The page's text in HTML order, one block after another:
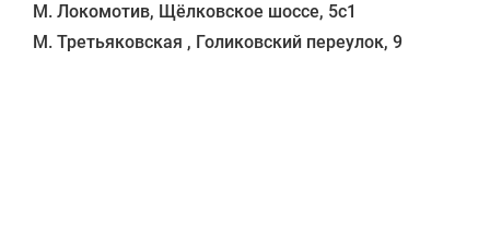
М. Локомотив, Щёлковское шоссе, 5с1